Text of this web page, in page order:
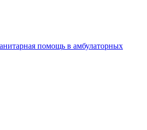
помощь в амбулаторных